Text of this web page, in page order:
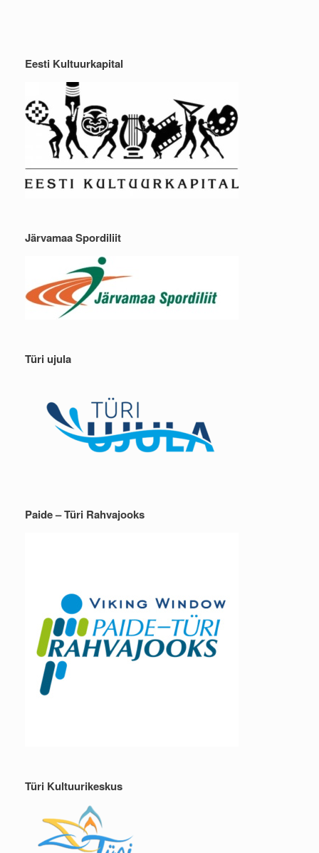
Eesti Kultuurkapital
Järvamaa Spordiliit
Türi ujula
Paide – Türi Rahvajooks
Türi Kultuurikeskus